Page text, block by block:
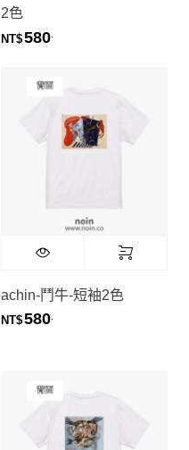
2色
NT$580
achin-鬥牛-短袖2色
NT$580